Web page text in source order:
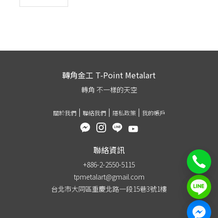
轉角金工 T-Point Metalart
轉角 不一樣的天空
關於我們 聯絡我們 隱私政策 我的帳戶
聯絡資訊
+886-2-2550-5115
tpmetalart@gmail.com
台北市大同區重慶北路一段15巷3號1樓